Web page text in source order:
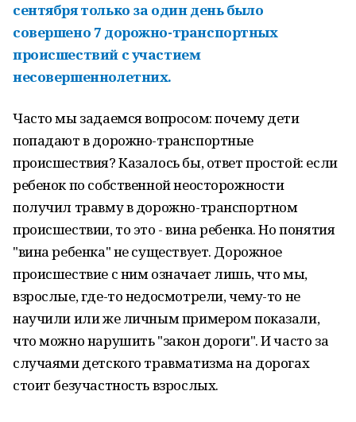
сентября только за один день было
совершено 7 дорожно-транспортных
происшествий с участием
несовершеннолетних.
Часто мы задаемся вопросом: почему дети
попадают в дорожно-транспортные
происшествия? Казалось бы, ответ простой: если
ребенок по собственной неосторожности
получил травму в дорожно-транспортном
происшествии, то это - вина ребенка. Но понятия
"вина ребенка" не существует. Дорожное
происшествие с ним означает лишь, что мы,
взрослые, где-то недосмотрели, чему-то не
научили или же личным примером показали,
что можно нарушить "закон дороги". И часто за
случаями детского травматизма на дорогах
стоит безучастность взрослых.